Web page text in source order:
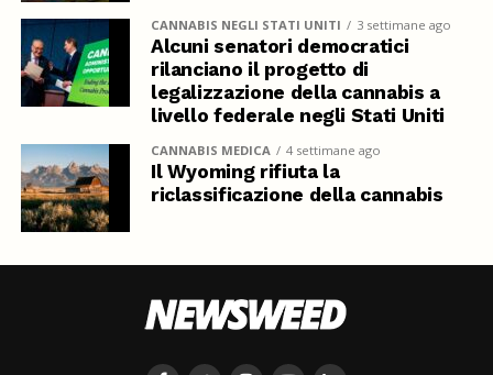
CANNABIS NEGLI STATI UNITI 3 settimane ago
Alcuni senatori democratici
rilanciano il progetto di
legalizzazione della cannabis a
livello federale negli Stati Uniti
CANNABIS MEDICA 4 settimane ago
Il Wyoming rifiuta la
riclassificazione della cannabis